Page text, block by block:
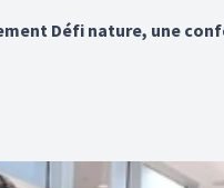
Défi nature, une